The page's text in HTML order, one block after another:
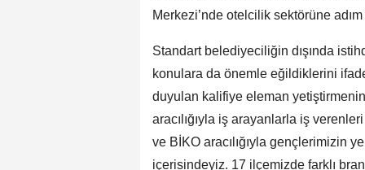
Merkezi’nde otelcilik sektörüne
Standart belediyeciliğin dışında
konulara da önemle eğildiklerini
duyulan kalifiye eleman
aracılığıyla iş arayanlarla iş
ve BİKO aracılığıyla gençlerimizin
içerisindeyiz. 17 ilçemizde farklı